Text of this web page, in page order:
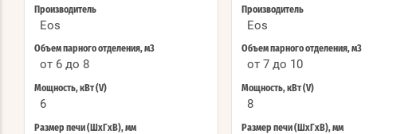
Производитель
Eos
Объем парного отделения, м3
от 6 до 8
Мощность, кВт (V)
6
Размер печи (ШхГхВ), мм
Производитель
Eos
Объем парного отделения, м3
от 7 до 10
Мощность, кВт (V)
8
Размер печи (ШхГхВ), мм